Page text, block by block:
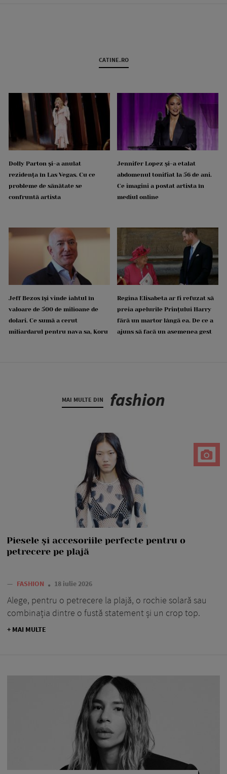
CATINE.RO
Dolly Parton și-a anulat
rezidența în Las Vegas. Cu ce
probleme de sănătate se
confruntă artista
Jennifer Lopez și-a etalat
abdomenul tonifiat la 56 de ani.
Ce imagini a postat artista în
mediul online
Jeff Bezos își vinde iahtul în
valoare de 500 de milioane de
dolari. Ce sumă a cerut
miliardarul pentru nava sa, Koru
Regina Elisabeta ar fi refuzat să
preia apelurile Prințului Harry
fără un martor lângă ea. De ce a
ajuns să facă un asemenea gest
MAI MULTE DIN fashion
Piesele și accesoriile perfecte pentru o
petrecere pe plajă
— FASHION 18 iulie 2026
Alege, pentru o petrecere la plajă, o rochie solară sau
combinația dintre o fustă statement și un crop top.
+ MAI MULTE